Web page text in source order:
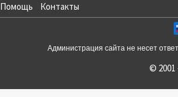
Помощь Контакты
Администрация сайта не несет
© 2001